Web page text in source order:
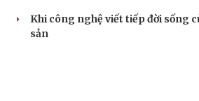
Khi công nghệ viết tiếp đời sống
sản